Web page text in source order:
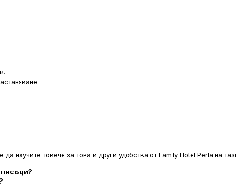
научите повече за това и други удобства от Family Hotel Perla на
пясъци?